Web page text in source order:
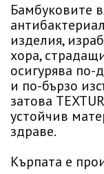
Бамбуковите
изделия,
хора,
осигурява по-
и по-бързо
затова
устойчив
здраве.
Кърпата е